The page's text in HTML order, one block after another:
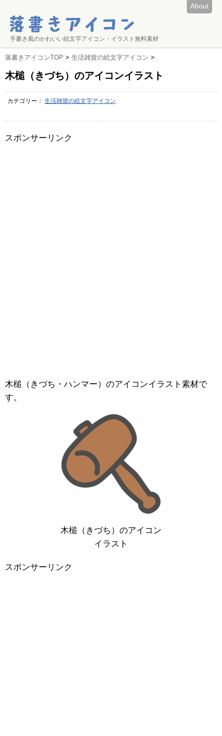
About
手書き風のかわいい絵文字アイコン・イラスト無料素材
落書きアイコンTOP > 生活雑貨の絵文字アイコン >
木槌（きづち）のアイコンイラスト
カテゴリー： 生活雑貨の絵文字アイコン
スポンサーリンク
木槌（きづち・ハンマー）のアイコンイラスト素材で
す。
木槌（きづち）のアイコン
イラスト
スポンサーリンク